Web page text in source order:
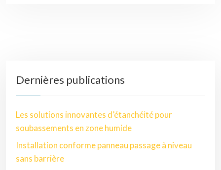
Dernières publications
Les solutions innovantes d’étanchéité pour
soubassements en zone humide
Installation conforme panneau passage à niveau
sans barrière